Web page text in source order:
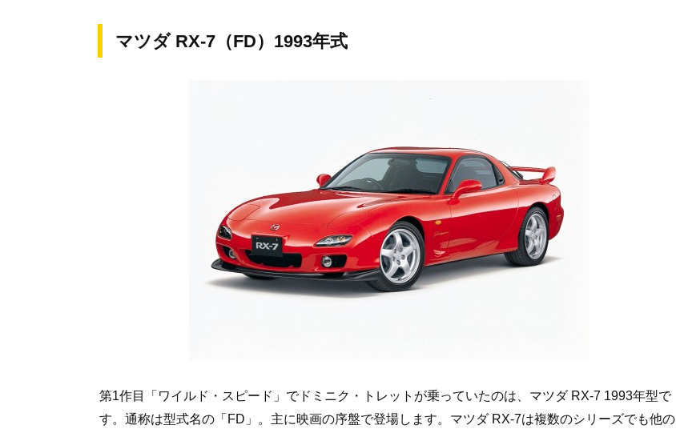
マツダ RX-7（FD）1993年式
第1作目「ワイルド・スピード」でドミニク・トレットが乗っていたのは、マツダ RX-7 1993年型で
す。通称は型式名の「FD」。主に映画の序盤で登場します。マツダ RX-7は複数のシリーズでも他の